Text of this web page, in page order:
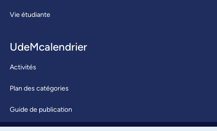
Vie étudiante
UdeMcalendrier
Activités
Plan des catégories
Guide de publication